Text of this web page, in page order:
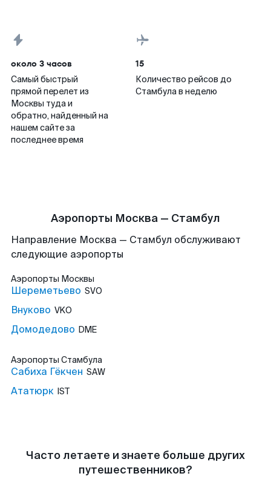
около 3 часов
Самый быстрый
прямой перелет из
Москвы туда и
обратно, найденный на
нашем сайте за
последнее время
15
Количество рейсов до
Стамбула в неделю
Аэропорты Москва — Стамбул
Направление Москва — Стамбул обслуживают
следующие аэропорты
Аэропорты Москвы
Шереметьево SVO
Внуково VKO
Домодедово DME
Аэропорты Стамбула
Сабиха Гёкчен SAW
Ататюрк IST
Часто летаете и знаете больше других
путешественников?